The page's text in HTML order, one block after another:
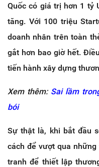
Quốc có giá trị hơn 1 tỷ
tăng. Với 100 triệu
doanh nhân trên toàn
gắt hơn bao giờ hết.
tiến hành xây dựng
Xem thêm: Sai lầm
bói
Sự thật là, khi bắt đầu
cách để vượt qua
tranh để thiết lập